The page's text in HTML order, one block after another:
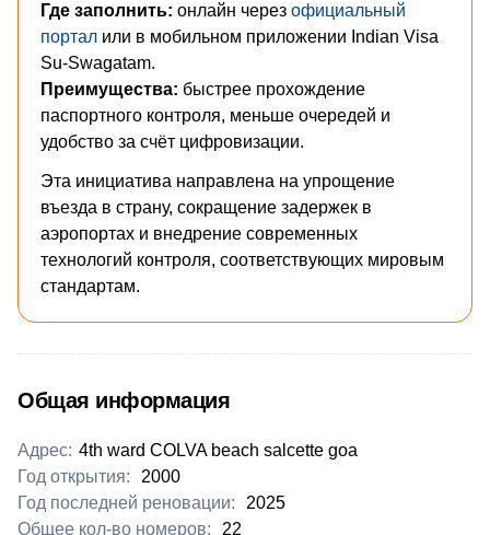
Где заполнить: онлайн через официальный
портал или в мобильном приложении Indian Visa
Su-Swagatam.
Преимущества: быстрее прохождение
паспортного контроля, меньше очередей и
удобство за счёт цифровизации.
Эта инициатива направлена на упрощение
въезда в страну, сокращение задержек в
аэропортах и внедрение современных
технологий контроля, соответствующих мировым
стандартам.
Общая информация
Адрес: 4th ward COLVA beach salcette goa
Год открытия:
2000
Год последней реновации:
2025
Общее кол-во номеров:
22